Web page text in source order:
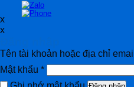
x
x
Tên tài khoản hoặc địa chỉ email
Mật khẩu *